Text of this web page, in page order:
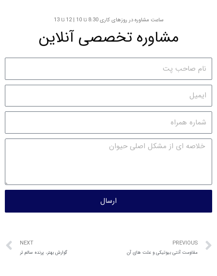
ساعت مشاوره در روزهای کاری 8:30 تا 10 | 12 تا 13
مشاوره تخصصی آنلاین
ارسال
PREVIOUS
مقاومت آنتی بیوتیکی و علت های آن
NEXT
گوارش بهتر، پرنده سالم تر